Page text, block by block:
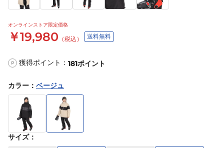
オンラインストア限定価格
￥19,980 （税込） 送料無料
P 獲得ポイント： 181ポイント
カラー ： ベージュ
サイズ：